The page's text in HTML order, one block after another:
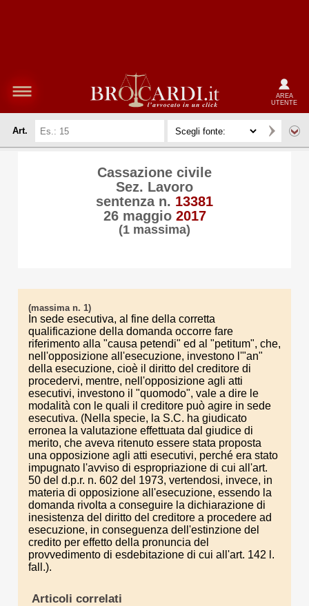
AREA
UTENTE
Art.
Cassazione civile
Sez. Lavoro
sentenza n. 13381
26 maggio 2017
(1 massima)
(massima n. 1)
In sede esecutiva, al fine della corretta
qualificazione della domanda occorre fare
riferimento alla "causa petendi" ed al "petitum", che,
nell'opposizione all'esecuzione, investono l'"an"
della esecuzione, cioè il diritto del creditore di
procedervi, mentre, nell'opposizione agli atti
esecutivi, investono il "quomodo", vale a dire le
modalità con le quali il creditore può agire in sede
esecutiva. (Nella specie, la S.C. ha giudicato
erronea la valutazione effettuata dal giudice di
merito, che aveva ritenuto essere stata proposta
una opposizione agli atti esecutivi, perché era stato
impugnato l'avviso di espropriazione di cui all'art.
50 del d.p.r. n. 602 del 1973, vertendosi, invece, in
materia di opposizione all'esecuzione, essendo la
domanda rivolta a conseguire la dichiarazione di
inesistenza del diritto del creditore a procedere ad
esecuzione, in conseguenza dell'estinzione del
credito per effetto della pronuncia del
provvedimento di esdebitazione di cui all'art. 142 l.
fall.).
Articoli correlati